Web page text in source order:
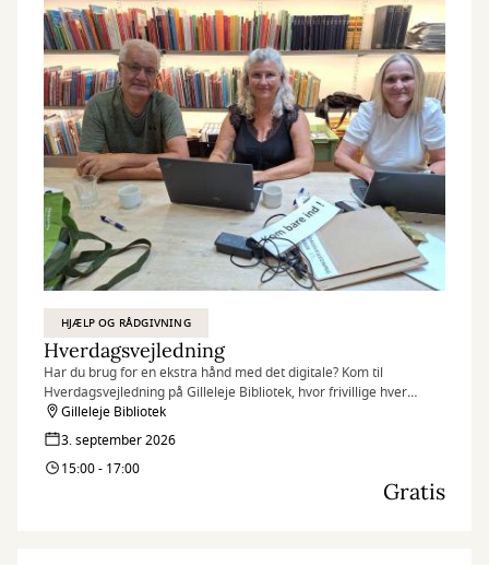
HJÆLP OG RÅDGIVNING
Hverdagsvejledning
Har du brug for en ekstra hånd med det digitale? Kom til
Hverdagsvejledning på Gilleleje Bibliotek, hvor frivillige hver
torsdag står klar til at hjælpe borgere.
Gilleleje Bibliotek
3. september 2026
15:00 - 17:00
Gratis